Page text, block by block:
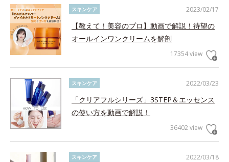
2023/02/17
スキンケア
【教えて！美容のプロ】動画で解説！待望の
オールインワンクリームを解剖
17354 view
2022/03/23
スキンケア
「クリアフルシリーズ」3STEP＆エッセンス
の使い方を動画で解説！
36402 view
2022/03/18
スキンケア